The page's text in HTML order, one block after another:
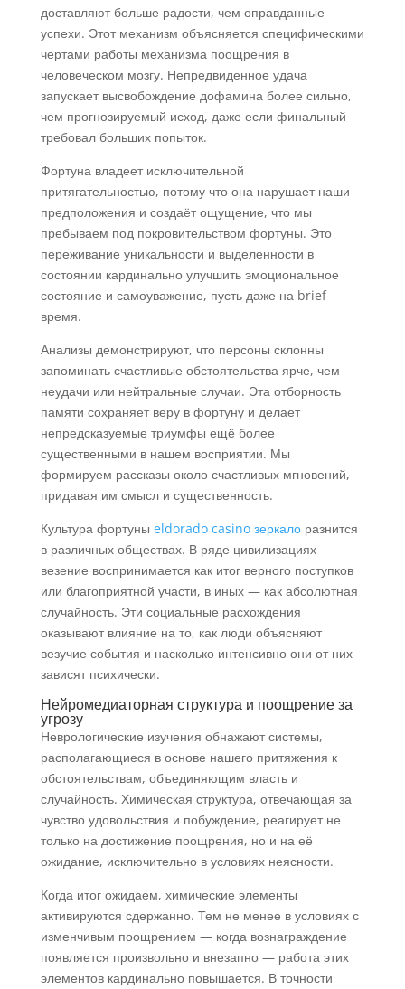
доставляют больше радости, чем оправданные
успехи. Этот механизм объясняется специфическими
чертами работы механизма поощрения в
человеческом мозгу. Непредвиденное удача
запускает высвобождение дофамина более сильно,
чем прогнозируемый исход, даже если финальный
требовал больших попыток.
Фортуна владеет исключительной
притягательностью, потому что она нарушает наши
предположения и создаёт ощущение, что мы
пребываем под покровительством фортуны. Это
переживание уникальности и выделенности в
состоянии кардинально улучшить эмоциональное
состояние и самоуважение, пусть даже на brief
время.
Анализы демонстрируют, что персоны склонны
запоминать счастливые обстоятельства ярче, чем
неудачи или нейтральные случаи. Эта отборность
памяти сохраняет веру в фортуну и делает
непредсказуемые триумфы ещё более
существенными в нашем восприятии. Мы
формируем рассказы около счастливых мгновений,
придавая им смысл и существенность.
Культура фортуны eldorado casino зеркалоразнится
в различных обществах. В ряде цивилизациях
везение воспринимается как итог верного поступков
или благоприятной участи, в иных — как абсолютная
случайность. Эти социальные расхождения
оказывают влияние на то, как люди объясняют
везучие события и насколько интенсивно они от них
зависят психически.
Нейромедиаторная структура и поощрение за
угрозу
Неврологические изучения обнажают системы,
располагающиеся в основе нашего притяжения к
обстоятельствам, объединяющим власть и
случайность. Химическая структура, отвечающая за
чувство удовольствия и побуждение, реагирует не
только на достижение поощрения, но и на её
ожидание, исключительно в условиях неясности.
Когда итог ожидаем, химические элементы
активируются сдержанно. Тем не менее в условиях с
изменчивым поощрением — когда вознаграждение
появляется произвольно и внезапно — работа этих
элементов кардинально повышается. В точности